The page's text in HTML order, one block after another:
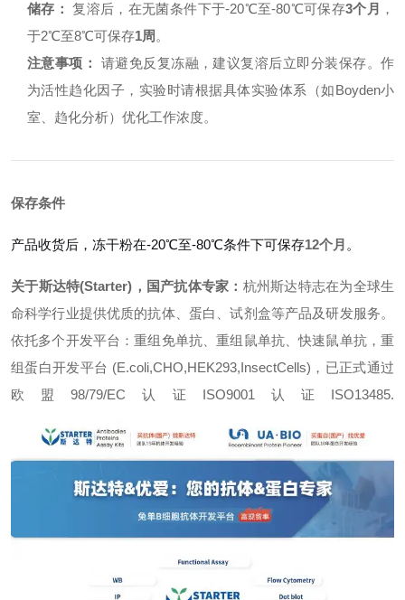
储存： 复溶后，在无菌条件下于-20℃至-80℃可保存3个月 ，
于2℃至8℃可保存1周 。
注意事项：
请避免反复冻融，建议复溶后立即分装保存。作
为活性趋化因子，实验时请根据具体实验体系（如Boyden小
室、趋化分析）优化工作浓度。
保存条件
产品收货后，冻干粉在-20℃至-80℃条件下可保存12个月 。
关于斯达特(Starter)，国产抗体专家： 杭州斯达特志在为全球生
命科学行业提供优质的抗体、蛋白、试剂盒等产品及研发服务。
依托多个开发平台：重组免单抗、重组鼠单抗、快速鼠单抗，重
组蛋白开发平台 (E.coli,CHO,HEK293,InsectCells)，已正式通过
欧盟98/79/EC认证ISO9001认证ISO13485.